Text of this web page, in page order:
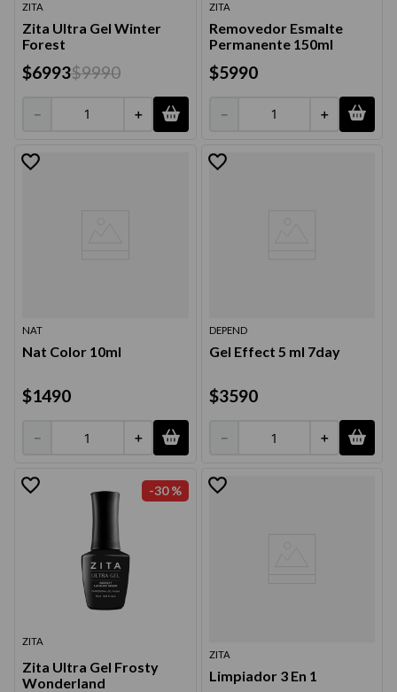
ZITA
Zita Ultra Gel Winter
Forest
$6993$9990
＋
－
ZITA
Removedor Esmalte
Permanente 150ml
$5990
＋
－
NAT
Nat Color 10ml
$1490
＋
－
DEPEND
Gel Effect 5 ml 7day
$3590
＋
－
-30 %
ZITA
Zita Ultra Gel Frosty
Wonderland
ZITA
Limpiador 3 En 1